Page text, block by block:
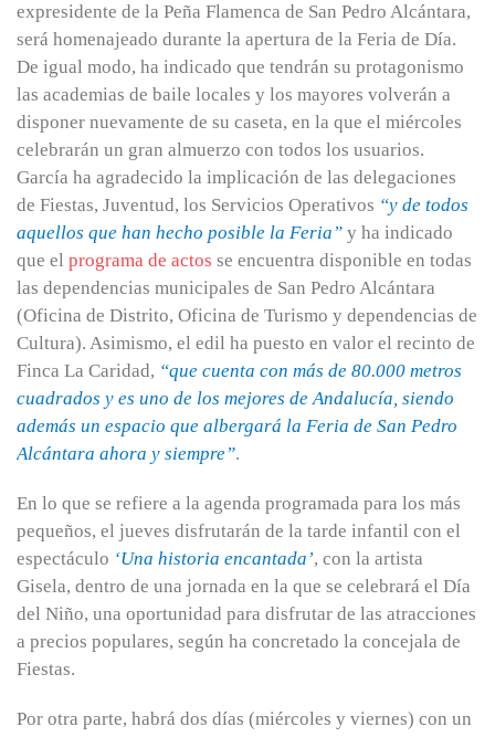
expresidente de la Peña Flamenca de San Pedro Alcántara,
será homenajeado durante la apertura de la Feria de Día.
De igual modo, ha indicado que tendrán su protagonismo
las academias de baile locales y los mayores volverán a
disponer nuevamente de su caseta, en la que el miércoles
celebrarán un gran almuerzo con todos los usuarios.
García ha agradecido la implicación de las delegaciones
de Fiestas, Juventud, los Servicios Operativos “y de todos
aquellos que han hecho posible la Feria” y ha indicado
que el programa de actos se encuentra disponible en todas
las dependencias municipales de San Pedro Alcántara
(Oficina de Distrito, Oficina de Turismo y dependencias de
Cultura). Asimismo, el edil ha puesto en valor el recinto de
Finca La Caridad, “que cuenta con más de 80.000 metros
cuadrados y es uno de los mejores de Andalucía, siendo
además un espacio que albergará la Feria de San Pedro
Alcántara ahora y siempre”.
En lo que se refiere a la agenda programada para los más
pequeños, el jueves disfrutarán de la tarde infantil con el
espectáculo ‘Una historia encantada’, con la artista
Gisela, dentro de una jornada en la que se celebrará el Día
del Niño, una oportunidad para disfrutar de las atracciones
a precios populares, según ha concretado la concejala de
Fiestas.
Por otra parte, habrá dos días (miércoles y viernes) con un